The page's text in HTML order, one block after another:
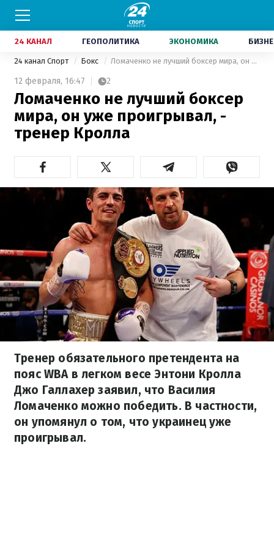
24 КАНАЛ ГЕОПОЛИТИКА ЭКОНОМИКА
24 канал Спорт Бокс Ломаченко не лучший боксер мира, он уже проигрывал, - тренер Кролла
12 февраля, 16:47 2
Ломаченко не лучший боксер
мира, он уже проигрывал, -
тренер Кролла
Тренер обязательного претендента на
пояс WBA в легком весе Энтони Кролла
Джо Галлахер заявил, что Василия
Ломаченко можно победить. В частности,
он упомянул о том, что украинец уже
проигрывал.